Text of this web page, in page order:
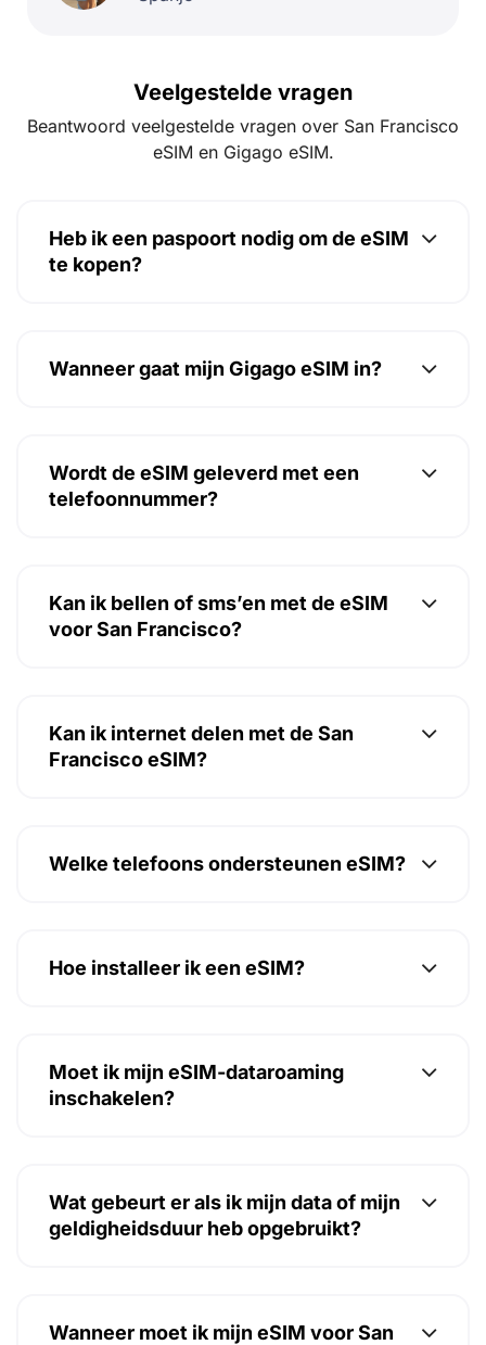
Veelgestelde vragen
Beantwoord veelgestelde vragen over San Francisco
eSIM en Gigago eSIM.
Heb ik een paspoort nodig om de eSIM
te kopen?
Wanneer gaat mijn Gigago eSIM in?
Wordt de eSIM geleverd met een
telefoonnummer?
Kan ik bellen of sms’en met de eSIM
voor San Francisco?
Kan ik internet delen met de San
Francisco eSIM?
Welke telefoons ondersteunen eSIM?
Hoe installeer ik een eSIM?
Moet ik mijn eSIM-dataroaming
inschakelen?
Wat gebeurt er als ik mijn data of mijn
geldigheidsduur heb opgebruikt?
Wanneer moet ik mijn eSIM voor San